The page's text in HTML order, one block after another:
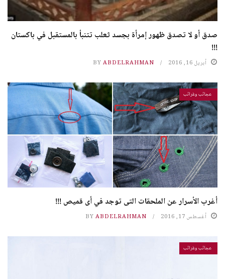
صدق أو لا تصدق ظهور إمرأة بجسد ثعلب تتنبأ بالمستقبل في باكستان
!!!
أبريل 16, 2016 BY ABDELRAHMAN
عجائب وغرائب
أغرب الأسرار عن الملحقات التى توجد في أى قميص !!!
أغسطس 17, 2016 BY ABDELRAHMAN
عجائب وغرائب